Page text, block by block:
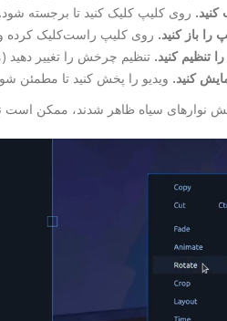
کنید. روی کلیپ کلیک کنید تا برجسته شود.
را باز کنید. روی کلیپ راست‌کلیک کرده
تنظیم کنید. تنظیم چرخش را تغییر دهید (مثلاً ۹۰ درجه، ۱۸۰ درجه یا ۲۷۰ درجه) تا ویدیو به درستی
کنید. ویدیو را پخش کنید تا
سیاه ظاهر شدند، ممکن است نیاز